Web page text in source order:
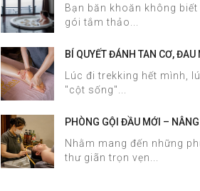
MASSAGE?
Bạn băn khoăn không biết
gói tắm thảo...
BÍ QUYẾT ĐÁNH TAN CƠ, ĐAU
TẠI HALOSA SPA & MASSAGE
Lúc đi trekking hết mình,
"cột sống"...
PHÒNG GỘI ĐẦU MỚI – NÂNG
NGHIỆM DƯỠNG SINH TẠI
& MASSAGE
Nhằm mang đến những
thư giãn trọn vẹn...